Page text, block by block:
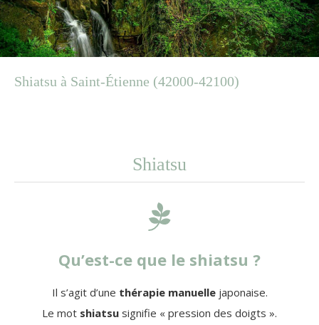
Shiatsu à Saint-Étienne (42000-42100)
Shiatsu
Qu’est-ce que le shiatsu ?
Il s’agit d’une thérapie manuellejaponaise.
Le mot shiatsu signifie « pression des doigts ».